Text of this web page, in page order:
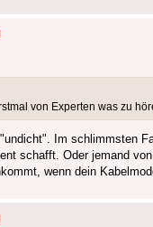
von Experten was zu
Im schlimmsten
schafft. Oder jemand
wenn dein